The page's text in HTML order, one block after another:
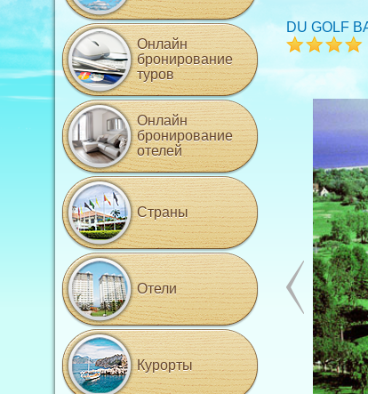
DU GOLF
Онлайн
бронирование
туров
Онлайн
бронирование
отелей
Страны
Отели
Курорты